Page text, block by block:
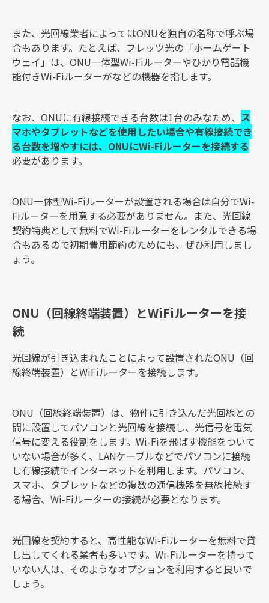
また、光回線業者によってはONUを独自の名称で呼ぶ場
合もあります。たとえば、フレッツ光の「ホームゲート
ウェイ」は、ONU一体型Wi-Fiルーターやひかり電話機
能付きWi-Fiルーターがなどの機器を指します。
なお、ONUに有線接続できる台数は1台のみなため、 ス
マホやタブレットなどを使用したい場合や有線接続でき
る台数を増やすには、ONUにWi-Fiルーターを接続する
必要があります。
ONU一体型Wi-Fiルーターが設置される場合は自分でWi-
Fiルーターを用意する必要がありません。また、光回線
契約特典として無料でWi-Fiルーターをレンタルできる場
合もあるので初期費用節約のためにも、ぜひ利用しまし
ょう。
ONU（回線終端装置）とWiFiルーターを接
続
光回線が引き込まれたことによって設置されたONU（回
線終端装置）とWiFiルーターを接続します。
ONU（回線終端装置）は、物件に引き込んだ光回線との
間に設置してパソコンと光回線を接続し、光信号を電気
信号に変える役割をします。Wi-Fiを飛ばす機能をついて
いない場合が多く、LANケーブルなどでパソコンに接続
し有線接続でインターネットを利用します。パソコン、
スマホ、タブレットなどの複数の通信機器を無線接続す
る場合、Wi-Fiルーターの接続が必要となります。
光回線を契約すると、高性能なWi-Fiルーターを無料で貸
し出してくれる業者も多いです。Wi-Fiルーターを持って
いない人は、そのようなオプションを利用すると良いで
しょう。